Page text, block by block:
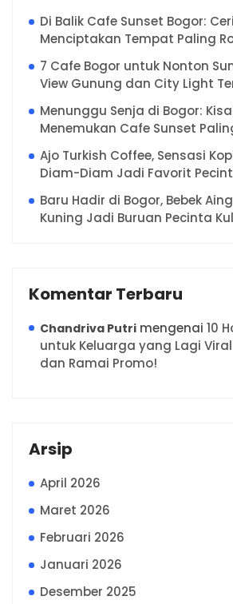
Di Balik Cafe Sunset Bogor:
Menciptakan Tempat Paling
7 Cafe Bogor untuk Nonton
View Gunung dan City Light
Menunggu Senja di Bogor:
Menemukan Cafe Sunset
Ajo Turkish Coffee, Sensasi
Diam-Diam Jadi Favorit
Baru Hadir di Bogor, Bebek
Kuning Jadi Buruan Pecinta
Komentar Terbaru
Chandriva Putri mengenai 10
untuk Keluarga yang Lagi
dan Ramai Promo!
Arsip
April 2026
Maret 2026
Februari 2026
Januari 2026
Desember 2025